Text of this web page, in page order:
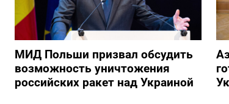
МИД Польши призвал обсудить
возможность уничтожения
российских ракет над Украиной